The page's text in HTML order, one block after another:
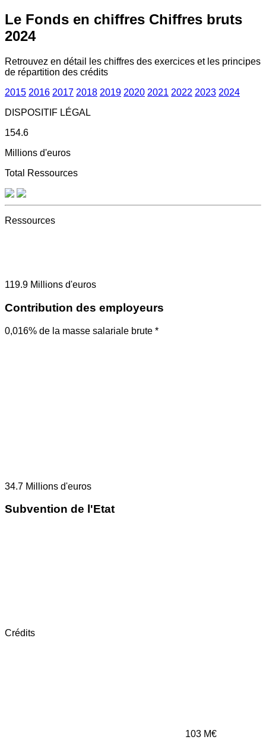
Le Fonds en chiffres Chiffres bruts
2024
Retrouvez en détail les chiffres des exercices et les principes
de répartition des crédits
2015 2016 2017 2018 2019 2020 2021 2022 2023 2024
DISPOSITIF LÉGAL
154.6
Millions d'euros
Total Ressources
Ressources
119.9 Millions d'euros
Contribution des employeurs
0,016% de la masse salariale brute *
34.7 Millions d'euros
Subvention de l'Etat
Crédits
103 M€